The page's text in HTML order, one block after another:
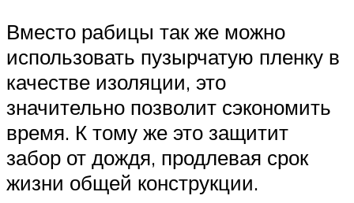
Вместо рабицы так же можно
использовать пузырчатую ​​пленку в
качестве изоляции, это
значительно позволит сэкономить
время. К тому же это защитит
забор от дождя, продлевая срок
жизни общей конструкции.